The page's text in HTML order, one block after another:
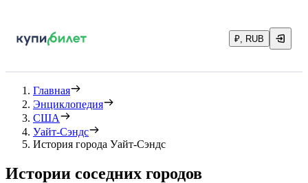
₽, RUB
Главная
Энциклопедия
США
Уайт-Сэндс
История города Уайт-Сэндс
Истории соседних городов